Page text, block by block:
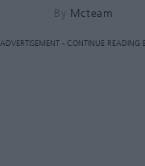
By Mcteam
ADVERTISEMENT - CONTINUE READING